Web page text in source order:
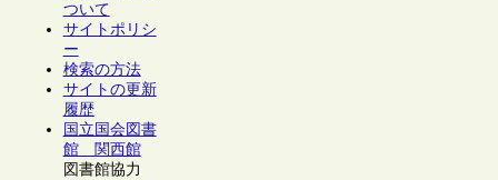
ついて
サイトポリシ
ー
検索の方法
サイトの更新
履歴
国立国会図書
館 関西館
図書館協力